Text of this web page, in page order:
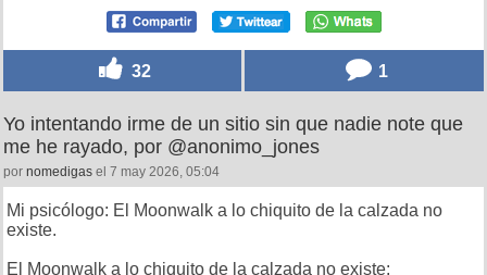
32 1
Yo intentando irme de un sitio sin que nadie note que
me he rayado, por @anonimo_jones
por nomedigas el 7 may 2026, 05:04
Mi psicólogo: El Moonwalk a lo chiquito de la calzada no
existe.
El Moonwalk a lo chiquito de la calzada no existe: